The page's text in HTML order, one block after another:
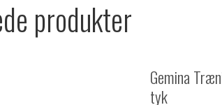
produkter
Gemina
tyk